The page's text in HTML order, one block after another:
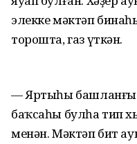
элекке мәктәп
торошта, газ үткән.
— Яртыһы
баҡсаһы булһа тип
менән. Мәктәп бит